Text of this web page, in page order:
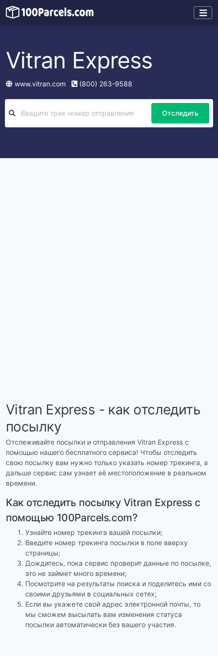
Vitran Express
www.vitran.com (800) 263-9588
Отследить
Vitran Express - как отследить
посылку
Отслеживайте посылки и отправления Vitran Express с
помощью нашего бесплатного сервиса! Чтобы отследить
свою посылку вам нужно только указать номер трекинга, а
дальше сервис сам узнает её местоположение в реальном
времени.
Как отследить посылку Vitran Express с
помощью 100Parcels.com?
Узнайте номер трекинга вашей посылки;
Введите номер трекинга посылки в поле вверху
страницы;
Дождитесь, пока сервис проверит данные по посылке,
это не займет много времени;
Посмотрите на результаты поиска и поделитесь ими со
своими друзьями в социальных сетях;
Если вы укажете свой адрес электронной почты, то
мы сможем высылать вам изменения статуса
посылки автоматически без вашего участия.